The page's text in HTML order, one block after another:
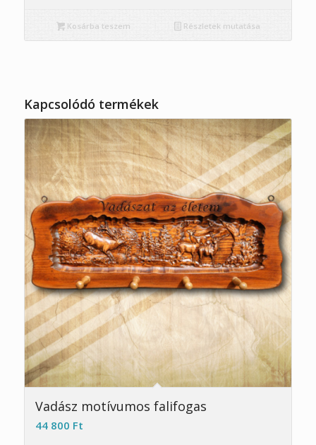
Kosárba teszem Részletek mutatása
Kapcsolódó termékek
Vadász motívumos falifogas
44 800 Ft